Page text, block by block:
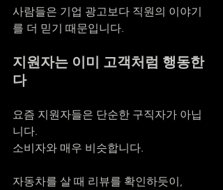
사람들은 기업 광고보다 직원의 이야기
를 더 믿기 때문입니다.
지원자는 이미 고객처럼 행동한
다
요즘 지원자들은 단순한 구직자가 아닙
니다.
소비자와 매우 비슷합니다.
자동차를 살 때 리뷰를 확인하듯이,